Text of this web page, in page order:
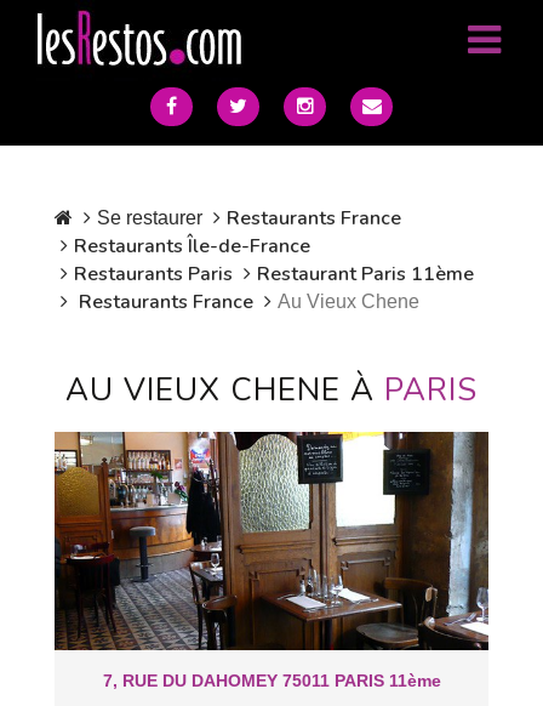
Se restaurer
Restaurants France
Restaurants Île-de-France
Restaurants Paris
Restaurant Paris 11ème
Restaurants France
Au Vieux Chene
AU VIEUX CHENE À PARIS
7, RUE DU DAHOMEY 75011 PARIS 11ème